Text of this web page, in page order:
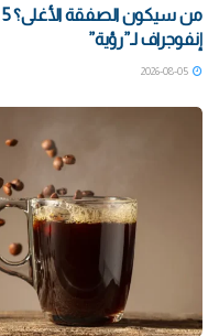
إنفوجراف لـ”رؤية”